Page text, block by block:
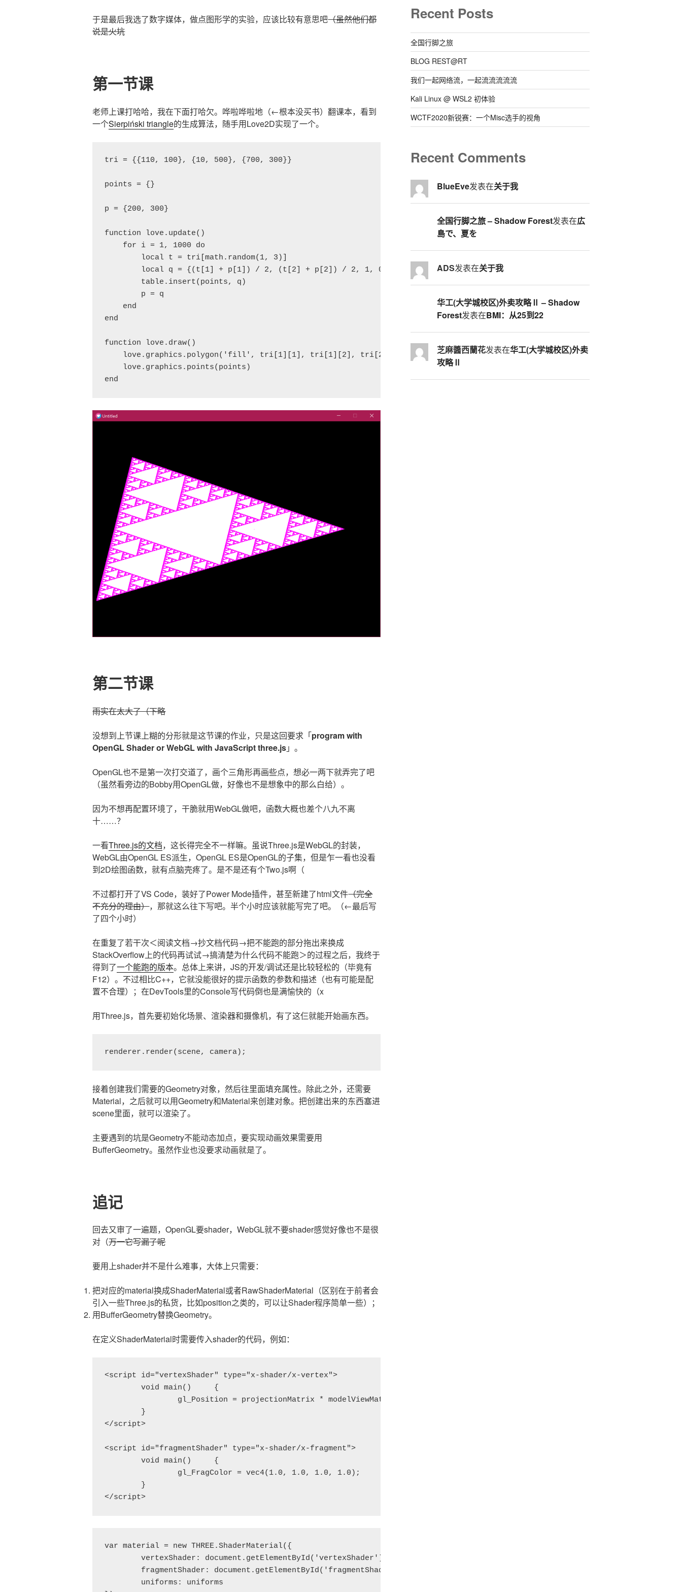
于是最后我选了数字媒体，做点图形学的实验，应该比较有意思吧（虽然他们都
说是火坑
第一节课
老师上课打哈哈，我在下面打哈欠。哗啦哗啦地（←根本没买书）翻课本，看到
一个Sierpiński triangle的生成算法，随手用Love2D实现了一个。
tri = {{110, 100}, {10, 500}, {700, 300}}
points = {}
p = {200, 300}
function love.update()
    for i = 1, 1000 do
        local t = tri[math.random(1, 3)]
        local q = {(t[1] + p[1]) / 2, (t[2] + p[2]) / 2, 1, 0, 255, 255}
        table.insert(points, q)
        p = q
    end
end
function love.draw()
    love.graphics.polygon('fill', tri[1][1], tri[1][2], tri[2][1], tri[2][2], tri[3][1], tri[3][2])
    love.graphics.points(points)
end
第二节课
雨实在太大了（下略
没想到上节课上糊的分形就是这节课的作业，只是这回要求「program with
OpenGL Shader or WebGL with JavaScript three.js」。
OpenGL也不是第一次打交道了，画个三角形再画些点，想必一两下就弄完了吧
（虽然看旁边的Bobby用OpenGL做，好像也不是想象中的那么白给）。
因为不想再配置环境了，干脆就用WebGL做吧，函数大概也差个八九不离
十……？
一看Three.js的文档，这长得完全不一样嘛。虽说Three.js是WebGL的封装，
WebGL由OpenGL ES派生，OpenGL ES是OpenGL的子集，但是乍一看也没看
到2D绘图函数，就有点脑壳疼了。是不是还有个Two.js啊（
不过都打开了VS Code，装好了Power Mode插件，甚至新建了html文件（完全
不充分的理由），那就这么往下写吧。半个小时应该就能写完了吧。（←最后写
了四个小时）
在重复了若干次＜阅读文档→抄文档代码→把不能跑的部分拖出来换成
StackOverflow上的代码再试试→搞清楚为什么代码不能跑＞的过程之后，我终于
得到了一个能跑的版本。总体上来讲，JS的开发/调试还是比较轻松的（毕竟有
F12）。不过相比C++，它就没能很好的提示函数的参数和描述（也有可能是配
置不合理）；在DevTools里的Console写代码倒也是满愉快的（x
用Three.js，首先要初始化场景、渲染器和摄像机，有了这仨就能开始画东西。
renderer.render(scene, camera);
接着创建我们需要的Geometry对象，然后往里面填充属性。除此之外，还需要
Material，之后就可以用Geometry和Material来创建对象。把创建出来的东西塞进
scene里面，就可以渲染了。
主要遇到的坑是Geometry不能动态加点，要实现动画效果需要用
BufferGeometry。虽然作业也没要求动画就是了。
追记
回去又审了一遍题，OpenGL要shader，WebGL就不要shader感觉好像也不是很
对（万一它写漏了呢
要用上shader并不是什么难事，大体上只需要：
把对应的material换成ShaderMaterial或者RawShaderMaterial（区别在于前者会
引入一些Three.js的私货，比如position之类的，可以让Shader程序简单一些）；
用BufferGeometry替换Geometry。
在定义ShaderMaterial时需要传入shader的代码，例如：
<script id="vertexShader" type="x-shader/x-vertex">
	void main()	{
</script>
<script id="fragmentShader" type="x-shader/x-fragment">
	void main()	{
</script>
var material = new THREE.ShaderMaterial({
	vertexShader: document.getElementById('vertexShader').textContent,
Recent Posts
全国行脚之旅
BLOG REST@RT
我们一起网络流，一起流流流流流
Kali Linux @ WSL2 初体验
WCTF2020新锐赛：一个Misc选手的视角
Recent Comments
BlueEve发表在关于我
全国行脚之旅 – Shadow Forest发表在広
島で、夏を
ADS发表在关于我
华工(大学城校区)外卖攻略Ⅱ – Shadow
Forest发表在BMI：从25到22
芝麻醬西蘭花发表在华工(大学城校区)外卖
攻略Ⅱ